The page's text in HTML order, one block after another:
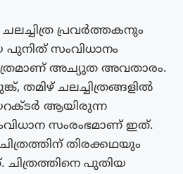
പ്രവർത്തകനും
സംവിധാനം
അച്യുത അവതാരം.
തമിഴ് ചലച്ചിത്രങ്ങളിൽ
ആയിരുന്ന
സംരംഭമാണ് ഇത്.
തിരക്കഥയും
ചിത്രത്തിനെ പുതിയ